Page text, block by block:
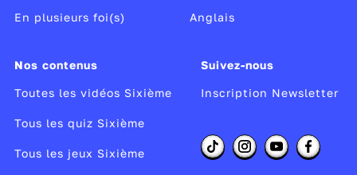
En plusieurs foi(s) Anglais
Nos contenus
Toutes les vidéos Sixième
Tous les quiz Sixième
Tous les jeux Sixième
Suivez-nous
Inscription Newsletter